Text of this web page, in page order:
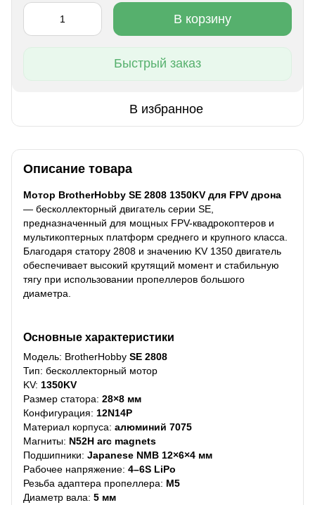
В корзину
Быстрый заказ
В избранное
Описание товара
Мотор BrotherHobby SE 2808 1350KV для FPV дрона
— бесколлекторный двигатель серии SE,
предназначенный для мощных FPV-квадрокоптеров и
мультикоптерных платформ среднего и крупного класса.
Благодаря статору 2808 и значению KV 1350 двигатель
обеспечивает высокий крутящий момент и стабильную
тягу при использовании пропеллеров большого
диаметра.
Основные характеристики
Модель: BrotherHobby SE 2808
Тип: бесколлекторный мотор
KV: 1350KV
Размер статора: 28×8 мм
Конфигурация: 12N14P
Материал корпуса: алюминий 7075
Магниты: N52H arc magnets
Подшипники: Japanese NMB 12×6×4 мм
Рабочее напряжение: 4–6S LiPo
Резьба адаптера пропеллера: M5
Диаметр вала: 5 мм